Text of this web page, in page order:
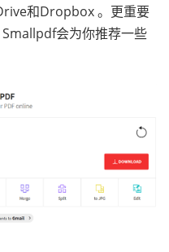
和Dropbox 。更重要
会为你推荐一些